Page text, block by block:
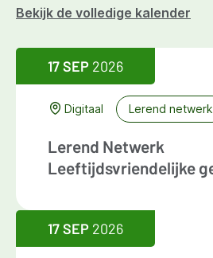
Bekijk de volledige kalender
17 SEP 2026
Digitaal Lerend netwerk
Lerend Netwerk
Leeftijdsvriendelijke
17 SEP 2026